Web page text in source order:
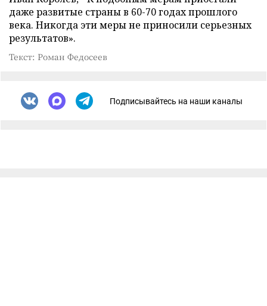
даже развитые страны в 60-70 годах прошлого
века. Никогда эти меры не приносили серьезных
результатов».
Текст: Роман Федосеев
Подписывайтесь на наши каналы